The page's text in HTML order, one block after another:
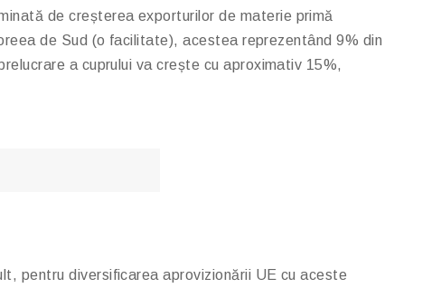
de creșterea exporturilor de materie primă
de Sud (o facilitate), acestea reprezentând 9% din
a cuprului va crește cu aproximativ 15%,
pentru diversificarea aprovizionării UE cu aceste